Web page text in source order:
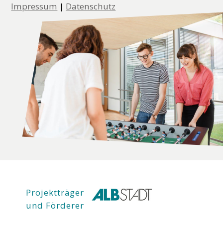
Impressum | Datenschutz
Projektträger
und Förderer